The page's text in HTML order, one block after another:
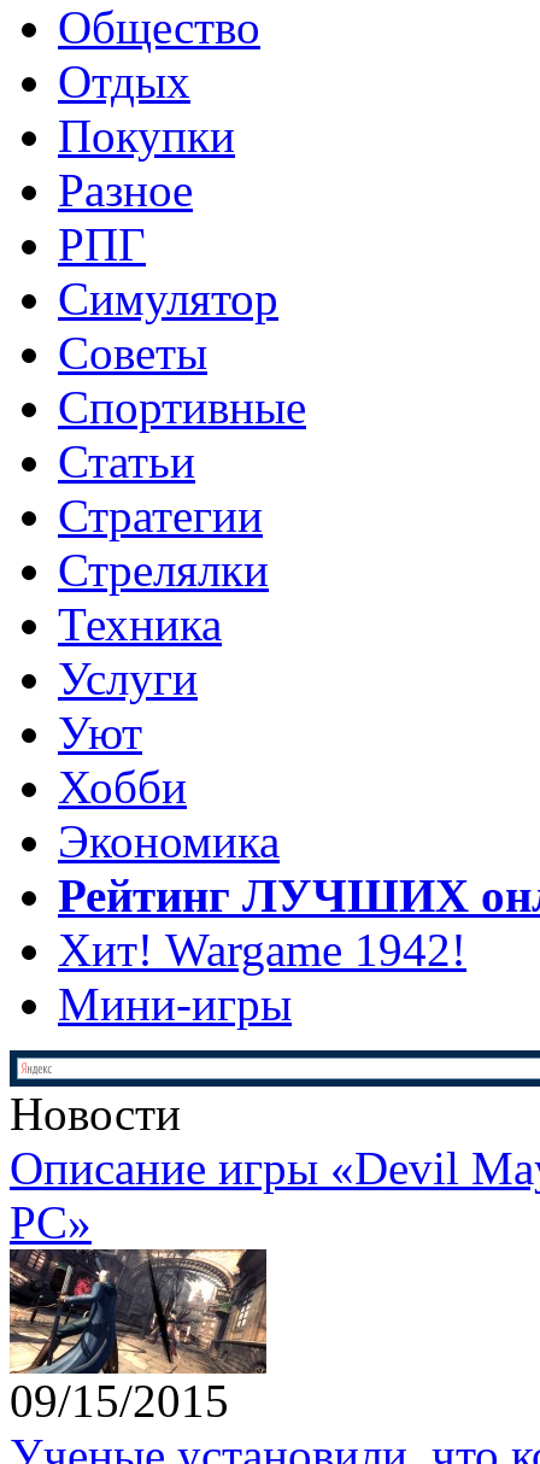
Общество
Отдых
Покупки
Разное
РПГ
Симулятор
Советы
Спортивные
Статьи
Стратегии
Стрелялки
Техника
Услуги
Уют
Хобби
Экономика
Рейтинг ЛУЧШИХ
Хит! Wargame 1942!
Мини-игры
Новости
Описание игры «Devil
PC»
09/15/2015